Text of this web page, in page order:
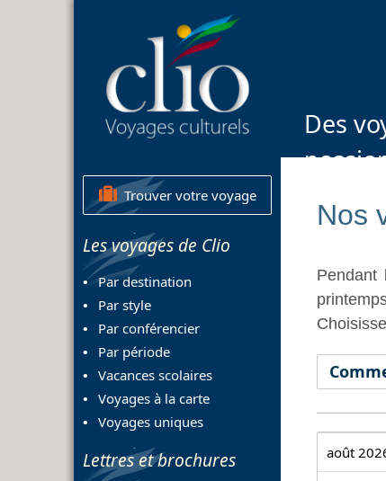
Des
Trouver votre voyage
Les voyages de Clio
Par destination
Par style
Par conférencier
Par période
Vacances scolaires
Voyages à la carte
Voyages uniques
Lettres et brochures
Nos
août